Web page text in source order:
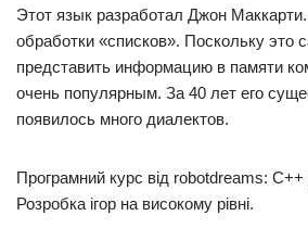
Этот язык разработал Джон
обработки «списков». Поскольку это
представить информацию в памяти
очень популярным. За 40 лет его
появилось много диалектов.
Програмний курс від robotdreams:
Розробка ігор на високому рівні.